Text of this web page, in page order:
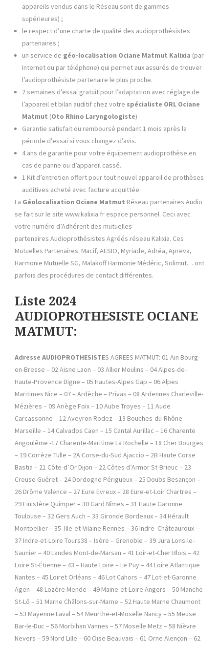
appareils vendus dans le Réseau sont de gammes
supérieures​) ​;
le respect d’une charte de qualité des audioprothésistes
partenaires ;
un service de géo-localisation Ociane Matmut Kalixia (par
Internet ou par téléphone) qui permet aux assurés de trouver
l’audioprothésiste partenaire le plus proche.
2 semaines d’essai gratuit pour l’adaptation avec réglage de
l’appareil et bilan auditif chez votre spécialiste ORL Ociane
Matmut (Oto Rhino Laryngologiste)
Garantie satisfait ou remboursé pendant 1 mois après la
période d’essai si vous changez d’avis.
4 ans de garantie pour votre équipement audioprothèse en
cas de panne ou d’appareil cassé.
1 Kit d’entretien offert pour tout nouvel appareil de prothèses
auditives acheté avec facture acquittée.
La Géolocalisation Ociane Matmut Réseau partenaires Audio
se fait sur le site www.kalixia.fr espace personnel. Ceci avec
votre numéro d’Adhérent des mutuelles
partenaires Audioprothésistes Agréés réseau Kalixia. Ces
Mutuelles Partenaires: Macif, AESIO, Myriade, Adréa, Apreva,
Harmonie Mutuelle SG, Malakoff Harmonie Médéric, Solimut… ont
parfois des procédures de contact différentes.
Liste 2024
AUDIOPROTHESISTE OCIANE
MATMUT:
Adresse AUDIOPROTHESISTES AGREES MATMUT: 01 Ain Bourg-
en-Bresse – 02 Aisne Laon – 03 Allier Moulins – 04 Alpes-de-
Haute-Provence Digne – 05 Hautes-Alpes Gap – 06 Alpes
Maritimes Nice – 07 – Ardèche – Privas – 08 Ardennes Charleville-
Mézières – 09 Ariège Foix – 10 Aube Troyes – 11 Aude
Carcassonne – 12 Aveyron Rodez – 13 Bouches-du-Rhône
Marseille – 14 Calvados Caen – 15 Cantal Aurillac – 16 Charente
Angoulême -17 Charente-Maritime La Rochelle – 18 Cher Bourges
– 19 Corrèze Tulle – 2A Corse-du-Sud Ajaccio – 2B Haute Corse
Bastia – 21 Côte-d’Or Dijon – 22 Côtes d’Armor St-Brieuc – 23
Creuse Guéret – 24 Dordogne Périgueux – 25 Doubs Besançon –
26 Drôme Valence – 27 Eure Evreux – 28 Eure-et-Loir Chartres –
29 Finistère Quimper – 30 Gard Nîmes – 31 Haute Garonne
Toulouse – 32 Gers Auch – 33 Gironde Bordeaux – 34 Hérault
Montpellier – 35 Ille-et-Vilaine Rennes – 36 Indre Châteauroux —
37 Indre-et-Loire Tours38 – Isère – Grenoble – 39 Jura Lons-le-
Saunier – 40 Landes Mont-de-Marsan – 41 Loir-et-Cher Blois – 42
Loire St-Étienne – 43 – Haute Loire – Le Puy – 44 Loire Atlantique
Nantes – 45 Loiret Orléans – 46 Lot Cahors – 47 Lot-et-Garonne
Agen – 48 Lozère Mende – 49 Maine-et-Loire Angers – 50 Manche
St-Lô – 51 Marne Châlons-sur-Marne – 52 Haute Marne Chaumont
– 53 Mayenne Laval – 54 Meurthe-et-Moselle Nancy – 55 Meuse
Bar-le-Duc – 56 Morbihan Vannes – 57 Moselle Metz – 58 Nièvre
Nevers – 59 Nord Lille – 60 Oise Beauvais – 61 Orne Alençon – 62